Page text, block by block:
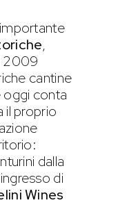
,
2009
cantine
oggi conta
il proprio
dalla
di
Wines